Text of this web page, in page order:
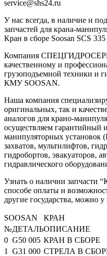
service@shs24.ru
У нас всегда, в наличие и
запчастей для крана-
Кран в сборе Soosan SCS 335
Компания
качественному и
грузоподъемной техники и
КМУ SOOSAN.
Наша компания
оригинальных, так и
аналогов для крано-
осуществляем гарантийный
манипуляторных установок
захватов, мультилифтов,
гидробортов, эвакуаторов,
гидравлического
Узнать о наличии запчасти
способе оплаты и
другие государства, можно
SOOSAN КРАН
№ДЕТАЛЬОПИСАНИЕ
0 G50 005 КРАН В СБОРЕ
1
G31 000 СТРЕЛА В